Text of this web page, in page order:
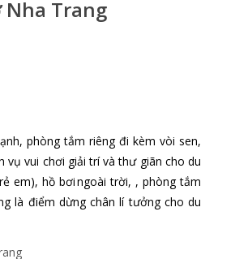
phòng tắm riêng đi kèm vòi sen,
vụ vui chơi giải trí và thư giãn cho du
em), hồ bơi ngoài trời, , phòng tắm
là điểm dừng chân lí tưởng cho du